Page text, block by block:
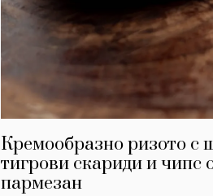
Кремообразно ризото с
тигрови скариди и чипс
пармезан